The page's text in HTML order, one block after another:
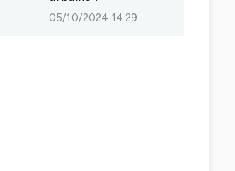
05/10/2024 14:29